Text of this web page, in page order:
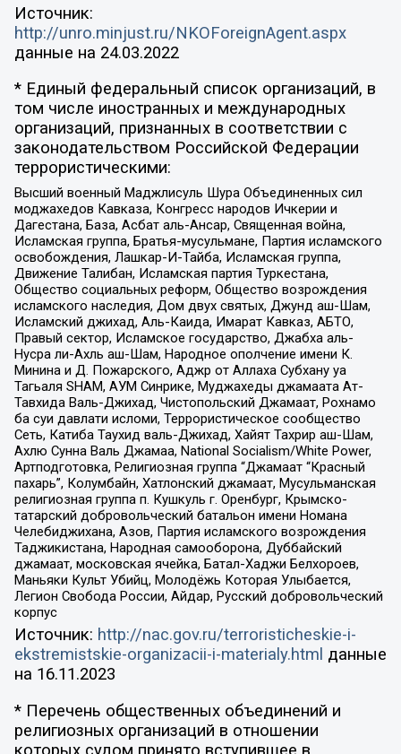
Источник:
http://unro.minjust.ru/NKOForeignAgent.aspx
данные на 24.03.2022
* Единый федеральный список организаций, в
том числе иностранных и международных
организаций, признанных в соответствии с
законодательством Российской Федерации
террористическими:
Высший военный Маджлисуль Шура Объединенных сил
моджахедов Кавказа, Конгресс народов Ичкерии и
Дагестана, База, Асбат аль-Ансар, Священная война,
Исламская группа, Братья-мусульмане, Партия исламского
освобождения, Лашкар-И-Тайба, Исламская группа,
Движение Талибан, Исламская партия Туркестана,
Общество социальных реформ, Общество возрождения
исламского наследия, Дом двух святых, Джунд аш-Шам,
Исламский джихад, Аль-Каида, Имарат Кавказ, АБТО,
Правый сектор, Исламское государство, Джабха аль-
Нусра ли-Ахль аш-Шам, Народное ополчение имени К.
Минина и Д. Пожарского, Аджр от Аллаха Субхану уа
Тагьаля SHAM, АУМ Синрике, Муджахеды джамаата Ат-
Тавхида Валь-Джихад, Чистопольский Джамаат, Рохнамо
ба суи давлати исломи, Террористическое сообщество
Сеть, Катиба Таухид валь-Джихад, Хайят Тахрир аш-Шам,
Ахлю Сунна Валь Джамаа, National Socialism/White Power,
Артподготовка, Религиозная группа “Джамаат “Красный
пахарь”, Колумбайн, Хатлонский джамаат, Мусульманская
религиозная группа п. Кушкуль г. Оренбург, Крымско-
татарский добровольческий батальон имени Номана
Челебиджихана, Азов, Партия исламского возрождения
Таджикистана, Народная самооборона, Дуббайский
джамаат, московская ячейка, Батал-Хаджи Белхороев,
Маньяки Культ Убийц, Молодёжь Которая Улыбается,
Легион Свобода России, Айдар, Русский добровольческий
корпус
Источник: http://nac.gov.ru/terroristicheskie-i-
ekstremistskie-organizacii-i-materialy.html данные
на 16.11.2023
* Перечень общественных объединений и
религиозных организаций в отношении